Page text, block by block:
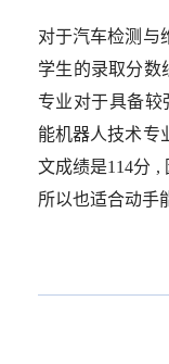
对于汽车检测与
学生的录取分数
专业对于具备较
能机器人技术专
文成绩是114分 ,
所以也适合动手